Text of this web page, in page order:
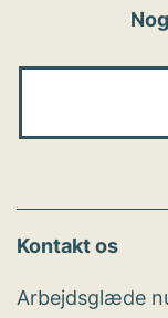
Kontakt os
Arbejdsglæde